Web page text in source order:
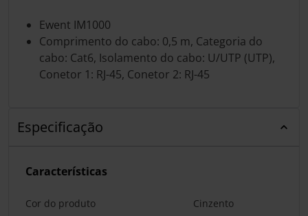
Ewent IM1000
Comprimento do cabo: 0,5 m, Categoria do
cabo: Cat6, Isolamento do cabo: U/UTP (UTP),
Conetor 1: RJ-45, Conetor 2: RJ-45
Especificação
Características
Cor do produto Cinzento